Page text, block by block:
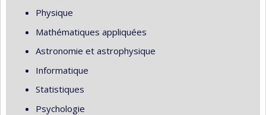
Physique
Mathématiques appliquées
Astronomie et astrophysique
Informatique
Statistiques
Psychologie